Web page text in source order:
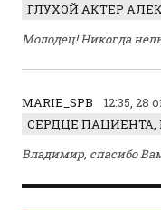
Молодец! Никогда
MARIE_SPB
12:35, 28
Владимир, спасибо